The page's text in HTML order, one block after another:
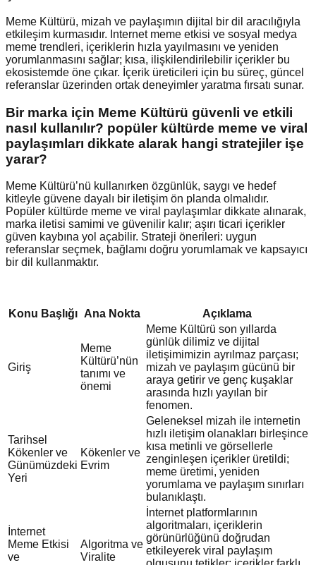
Meme Kültürü, mizah ve paylaşımın dijital bir dil aracılığıyla
etkileşim kurmasıdır. Internet meme etkisi ve sosyal medya
meme trendleri, içeriklerin hızla yayılmasını ve yeniden
yorumlanmasını sağlar; kısa, ilişkilendirilebilir içerikler bu
ekosistemde öne çıkar. İçerik üreticileri için bu süreç, güncel
referanslar üzerinden ortak deneyimler yaratma fırsatı sunar.
Bir marka için Meme Kültürü güvenli ve etkili
nasıl kullanılır? popüler kültürde meme ve viral
paylaşımları dikkate alarak hangi stratejiler işe
yarar?
Meme Kültürü’nü kullanırken özgünlük, saygı ve hedef
kitleyle güvene dayalı bir iletişim ön planda olmalıdır.
Popüler kültürde meme ve viral paylaşımlar dikkate alınarak,
marka iletisi samimi ve güvenilir kalır; aşırı ticari içerikler
güven kaybına yol açabilir. Strateji önerileri: uygun
referanslar seçmek, bağlamı doğru yorumlamak ve kapsayıcı
bir dil kullanmaktır.
Konu Başlığı Ana Nokta Açıklama
Giriş
Meme
Kültürü’nün
tanımı ve
önemi
Meme Kültürü son yıllarda
günlük dilimiz ve dijital
iletişimimizin ayrılmaz parçası;
mizah ve paylaşım gücünü bir
araya getirir ve genç kuşaklar
arasında hızlı yayılan bir
fenomen.
Tarihsel
Kökenler ve
Günümüzdeki
Yeri
Kökenler ve
Evrim
Geleneksel mizah ile internetin
hızlı iletişim olanakları birleşince
kısa metinli ve görsellerle
zenginleşen içerikler üretildi;
meme üretimi, yeniden
yorumlama ve paylaşım sınırları
bulanıklaştı.
İnternet
Meme Etkisi
ve
Algoritma ve
Viralite
İnternet platformlarının
algoritmaları, içeriklerin
görünürlüğünü doğrudan
etkileyerek viral paylaşım